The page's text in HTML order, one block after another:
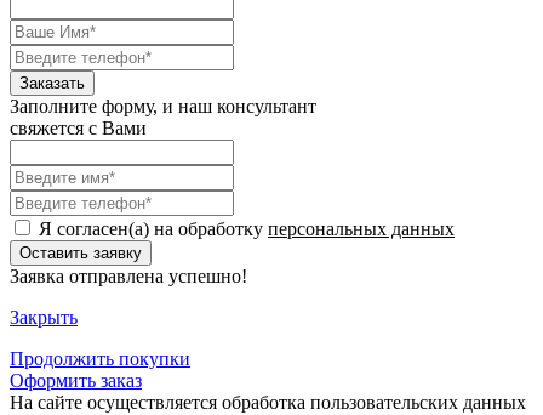
Заполните форму, и наш консультант
свяжется с Вами
Я согласен(а) на обработку персональных данных
Заявка отправлена успешно!
Закрыть
Продолжить покупки
Оформить заказ
На сайте осуществляется обработка пользовательских данных